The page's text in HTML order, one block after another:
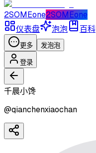
2SOMEone2SOMEone
仪表盘
泡泡 百科
更多 发泡泡
登录
千晨小馋
@qianchenxiaochan